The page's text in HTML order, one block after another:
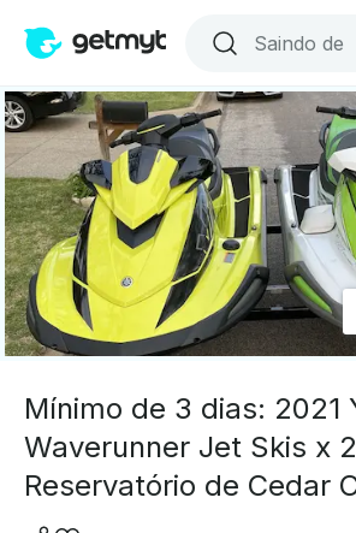
Mínimo de 3 dias: 2021
Waverunner Jet Skis x 2
Reservatório de Cedar